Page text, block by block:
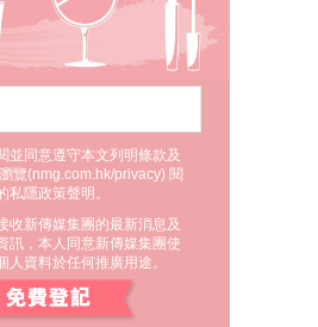
並同意遵守本文列明條款及
覽(nmg.com.hk/privacy) 閱
私隱政策聲明。
收新傳媒集團的最新消息及
訊，本人同意新傳媒集團使
人資料於任何推廣用途。